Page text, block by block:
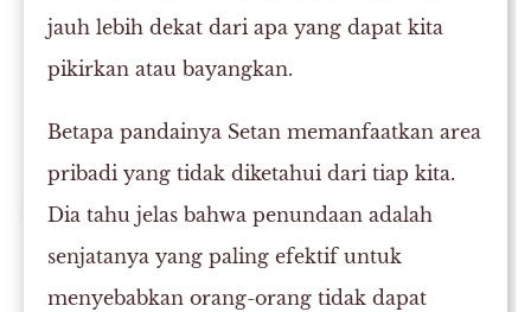
jauh lebih dekat dari apa yang dapat kita
pikirkan atau bayangkan.
Betapa pandainya Setan memanfaatkan area
pribadi yang tidak diketahui dari tiap kita.
Dia tahu jelas bahwa penundaan adalah
senjatanya yang paling efektif untuk
menyebabkan orang-orang tidak dapat